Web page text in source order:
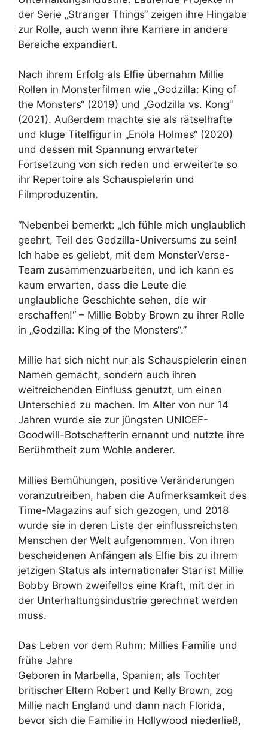
der Serie „Stranger Things“ zeigen ihre Hingabe
zur Rolle, auch wenn ihre Karriere in andere
Bereiche expandiert.
Nach ihrem Erfolg als Elfie übernahm Millie
Rollen in Monsterfilmen wie „Godzilla: King of
the Monsters“ (2019) und „Godzilla vs. Kong“
(2021). Außerdem machte sie als rätselhafte
und kluge Titelfigur in „Enola Holmes“ (2020)
und dessen mit Spannung erwarteter
Fortsetzung von sich reden und erweiterte so
ihr Repertoire als Schauspielerin und
Filmproduzentin.
“Nebenbei bemerkt: „Ich fühle mich unglaublich
geehrt, Teil des Godzilla-Universums zu sein!
Ich habe es geliebt, mit dem MonsterVerse-
Team zusammenzuarbeiten, und ich kann es
kaum erwarten, dass die Leute die
unglaubliche Geschichte sehen, die wir
erschaffen!“ – Millie Bobby Brown zu ihrer Rolle
in „Godzilla: King of the Monsters“.”
Millie hat sich nicht nur als Schauspielerin einen
Namen gemacht, sondern auch ihren
weitreichenden Einfluss genutzt, um einen
Unterschied zu machen. Im Alter von nur 14
Jahren wurde sie zur jüngsten UNICEF-
Goodwill-Botschafterin ernannt und nutzte ihre
Berühmtheit zum Wohle anderer.
Millies Bemühungen, positive Veränderungen
voranzutreiben, haben die Aufmerksamkeit des
Time-Magazins auf sich gezogen, und 2018
wurde sie in deren Liste der einflussreichsten
Menschen der Welt aufgenommen. Von ihren
bescheidenen Anfängen als Elfie bis zu ihrem
jetzigen Status als internationaler Star ist Millie
Bobby Brown zweifellos eine Kraft, mit der in
der Unterhaltungsindustrie gerechnet werden
muss.
Das Leben vor dem Ruhm: Millies Familie und
frühe Jahre
Geboren in Marbella, Spanien, als Tochter
britischer Eltern Robert und Kelly Brown, zog
Millie nach England und dann nach Florida,
bevor sich die Familie in Hollywood niederließ,